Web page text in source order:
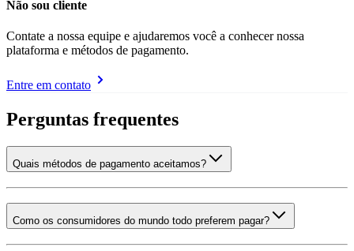
Não sou cliente
Contate a nossa equipe e ajudaremos você a conhecer nossa
plataforma e métodos de pagamento.
Entre em contato
Perguntas frequentes
Quais métodos de pagamento aceitamos?
Como os consumidores do mundo todo preferem pagar?